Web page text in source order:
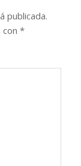
publicada.
*